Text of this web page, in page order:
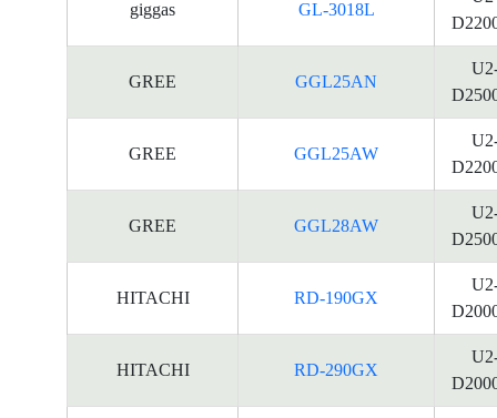
giggas GL-3018L
GREE GGL25AN
GREE GGL25AW
GREE GGL28AW
HITACHI RD-190GX
HITACHI RD-290GX